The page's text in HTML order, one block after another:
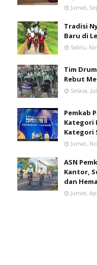
Jumat,
Tradisi
Baru di
Sabtu,
Tim
Rebut
Selasa,
Pemkab
Kategori
Kategori
Jumat,
ASN
Kantor,
dan
Jumat,